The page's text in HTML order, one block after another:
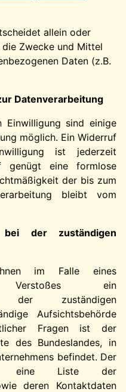
allein oder
Zwecke und Mittel
Daten (z.B.
Datenverarbeitung
Einwilligung sind einige
möglich. Ein Widerruf
ist jederzeit
genügt eine formlose
der bis zum
bleibt vom
der zuständigen
im Falle eines
Verstoßes ein
der zuständigen
Aufsichtsbehörde
Fragen ist der
des Bundeslandes, in
befindet. Der
eine Liste der
deren Kontaktdaten